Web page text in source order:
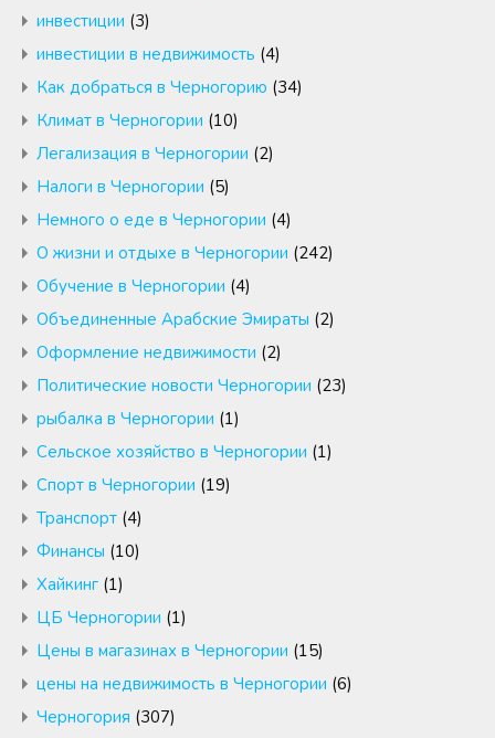
инвестиции (3)
инвестиции в недвижимость (4)
Как добраться в Черногорию (34)
Климат в Черногории (10)
Легализация в Черногории (2)
Налоги в Черногории (5)
Немного о еде в Черногории (4)
О жизни и отдыхе в Черногории (242)
Обучение в Черногории (4)
Объединенные Арабские Эмираты (2)
Оформление недвижимости (2)
Политические новости Черногории (23)
рыбалка в Черногории (1)
Сельское хозяйство в Черногории (1)
Спорт в Черногории (19)
Транспорт (4)
Финансы (10)
Хайкинг (1)
ЦБ Черногории (1)
Цены в магазинах в Черногории (15)
цены на недвижимость в Черногории (6)
Черногория (307)